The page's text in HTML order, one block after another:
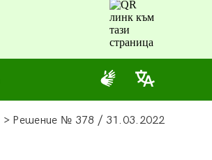
> Решение № 378 / 31.03.2022